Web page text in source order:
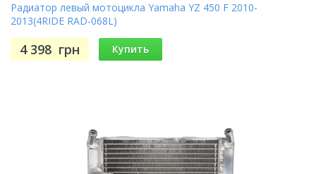
Радиатор левый мотоцикла Yamaha YZ 450 F 2010-
2013(4RIDE RAD-068L)
4 398 грн Купить